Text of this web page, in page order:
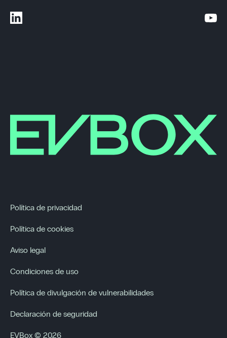
Política de privacidad
Política de cookies
Aviso legal
Condiciones de uso
Política de divulgación de vulnerabilidades
Declaración de seguridad
EVBox © 2026